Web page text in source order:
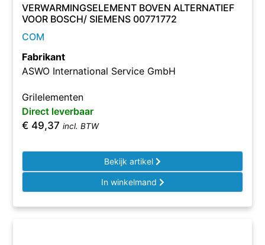
VERWARMINGSELEMENT BOVEN ALTERNATIEF
VOOR BOSCH/ SIEMENS 00771772
COM
Fabrikant
ASWO International Service GmbH
Grilelementen
Direct leverbaar
€ 49,37 incl. BTW
Bekijk artikel
In winkelmand